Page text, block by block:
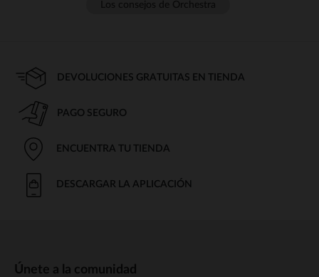
DEVOLUCIONES GRATUITAS EN TIENDA
PAGO SEGURO
ENCUENTRA TU TIENDA
DESCARGAR LA APLICACIÓN
Únete a la comunidad